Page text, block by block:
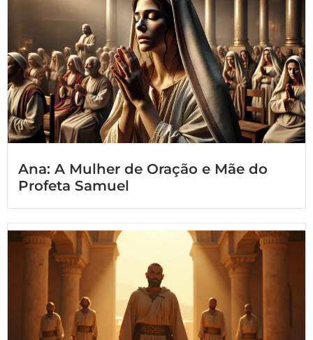
Ana: A Mulher de Oração e Mãe do
Profeta Samuel